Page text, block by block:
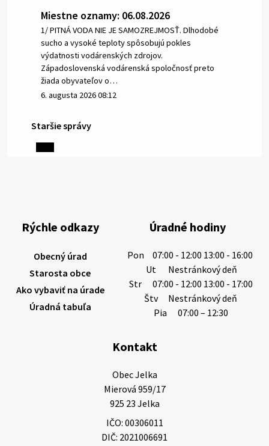
Miestne oznamy: 06.08.2026
1/ PITNÁ VODA NIE JE SAMOZREJMOSŤ. Dlhodobé
sucho a vysoké teploty spôsobujú pokles
výdatnosti vodárenských zdrojov.
Západoslovenská vodárenská spoločnosť preto
žiada obyvateľov o…
6. augusta 2026 08:12
5. augusta 2026 13:10
hlbokým zármutkom Vám oznamujeme, že vo veku
73 rokov nás opustila Irena Tanková, rodená
5. augusta 2026 12:59
3. augusta 2026 08:45
Smútočné oznamy: 03.08.2026 1/ Vážení obyvatelia!S
hlbokým zármutkom Vám oznamujeme, že vo veku
84 rokov nás opustil Ján Letusek. Pohreb zosnulého
bude dňa 4.08.2026 v utorok 10.00…
3. augusta 2026 08:44
Staršie správy
Rýchle odkazy
Obecný úrad
Starosta obce
Ako vybaviť na úrade
Úradná tabuľa
Úradné hodiny
Pon
07:00 - 12:00 13:00 - 16:00
Ut
Nestránkový deň
Str
07:00 - 12:00 13:00 - 17:00
Štv
Nestránkový deň
Pia
07:00 – 12:30
Kontakt
Obec Jelka
Mierová 959/17
925 23 Jelka
IČO: 00306011
DIČ: 2021006691